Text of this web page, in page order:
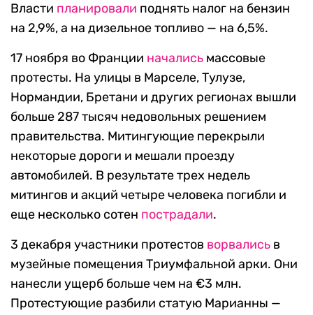
Власти планировали поднять налог на бензин
на 2,9%, а на дизельное топливо — на 6,5%.
17 ноября во Франции начались массовые
протесты. На улицы в Марселе, Тулузе,
Нормандии, Бретани и других регионах вышли
больше 287 тысяч недовольных решением
правительства. Митингующие перекрыли
некоторые дороги и мешали проезду
автомобилей. В результате трех недель
митингов и акций четыре человека погибли и
еще несколько сотен пострадали.
3 декабря участники протестов ворвались в
музейные помещения Триумфальной арки. Они
нанесли ущерб больше чем на €3 млн.
Протестующие разбили статую Марианны —